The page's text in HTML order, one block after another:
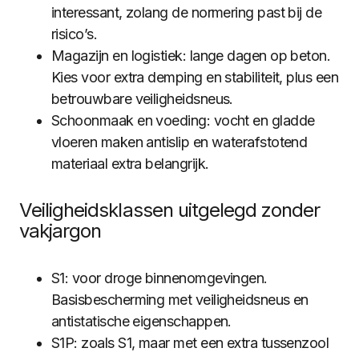
interessant, zolang de normering past bij de
risico’s.
Magazijn en logistiek: lange dagen op beton.
Kies voor extra demping en stabiliteit, plus een
betrouwbare veiligheidsneus.
Schoonmaak en voeding: vocht en gladde
vloeren maken antislip en waterafstotend
materiaal extra belangrijk.
Veiligheidsklassen uitgelegd zonder
vakjargon
S1: voor droge binnenomgevingen.
Basisbescherming met veiligheidsneus en
antistatische eigenschappen.
S1P: zoals S1, maar met een extra tussenzool